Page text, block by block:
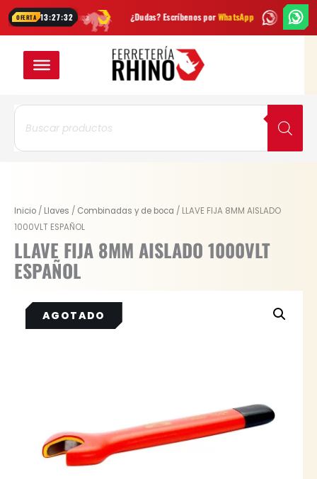
OFERTA 13:27:32
cada semana ¿Dudas? Escríbenos porWhatsApp EnvíoGRATISen
contenido
Búsqueda
productos
Inicio / Llaves / Combinadas y de boca / LLAVE FIJA 8MM AISLADO
1000VLT ESPAÑOL
LLAVE FIJA 8MM AISLADO 1000VLT
ESPAÑOL